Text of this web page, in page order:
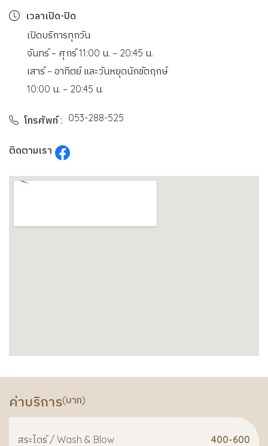
เวลาเปิด-ปิด
เปิดบริการทุกวัน
จันทร์ – ศุกร์ 11:00 น. – 20:45 น.
เสาร์ – อาทิตย์ และวันหยุดนักขัตฤกษ์
10:00 น. – 20:45 น.
โทรศัพท์ : 053-288-525
ติดตามเรา
ค่าบริการ(บาท)
สระไดร์ / Wash & Blow 400-600